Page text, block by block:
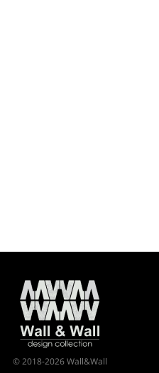
© 2018-2026 Wall&Wall